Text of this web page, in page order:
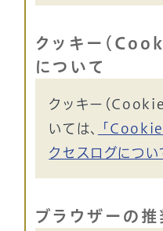
クッキー（
について
クッキー（
いては、
「Cookie
クセスログについ
ブラウザーの推